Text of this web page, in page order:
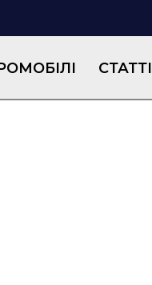
СТАТТІ